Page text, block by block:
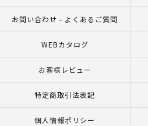
お問い合わせ - よくあるご質問
WEBカタログ
お客様レビュー
特定商取引法表記
個人情報ポリシー